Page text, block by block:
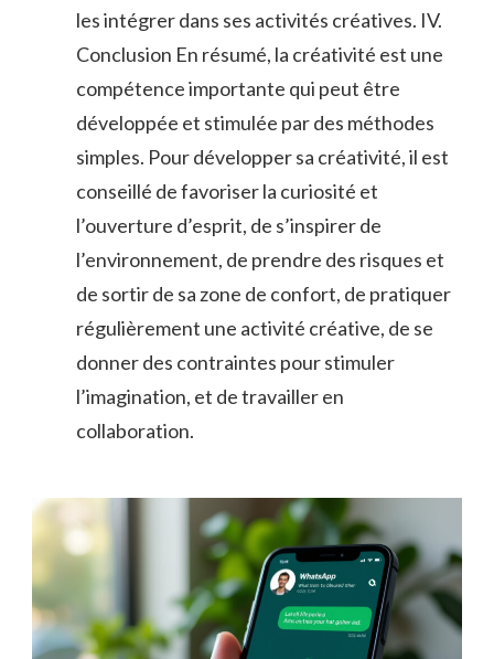
les intégrer dans ses activités créatives. IV.
Conclusion En résumé, la créativité est une
compétence importante qui peut être
développée et stimulée par des méthodes
simples. Pour développer sa créativité, il est
conseillé de favoriser la curiosité et
l’ouverture d’esprit, de s’inspirer de
l’environnement, de prendre des risques et
de sortir de sa zone de confort, de pratiquer
régulièrement une activité créative, de se
donner des contraintes pour stimuler
l’imagination, et de travailler en
collaboration.